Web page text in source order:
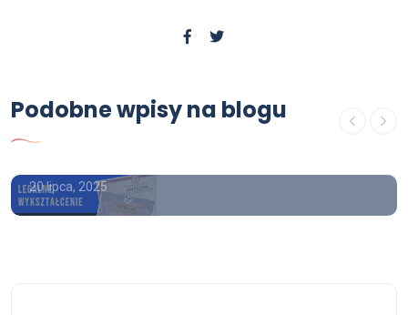
Podobne wpisy na blogu
inżynierski, licencjacki
Certyfikaty
20 lipca, 2025